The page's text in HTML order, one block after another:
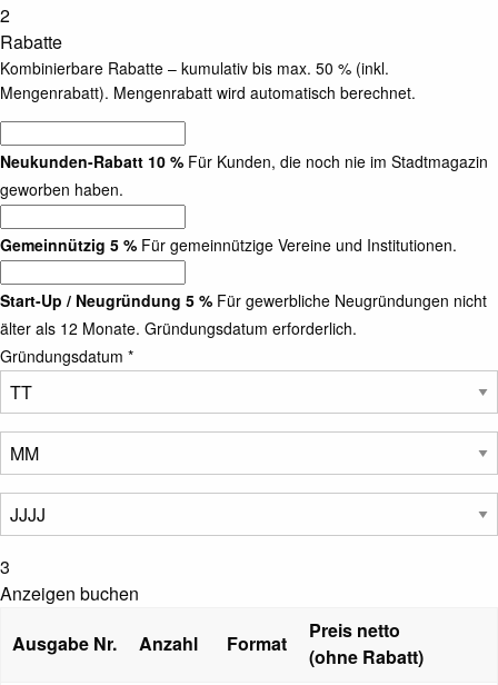
2
Rabatte
Kombinierbare Rabatte – kumulativ bis max. 50 % (inkl.
Mengenrabatt). Mengenrabatt wird automatisch berechnet.
Neukunden-Rabatt 10 % Für Kunden, die noch nie im Stadtmagazin
geworben haben.
Gemeinnützig 5 % Für gemeinnützige Vereine und Institutionen.
Start-Up / Neugründung 5 % Für gewerbliche Neugründungen nicht
älter als 12 Monate. Gründungsdatum erforderlich.
Gründungsdatum *
3
Anzeigen buchen
Ausgabe Nr.
Anzahl Format
Preis netto
(ohne Rabatt)